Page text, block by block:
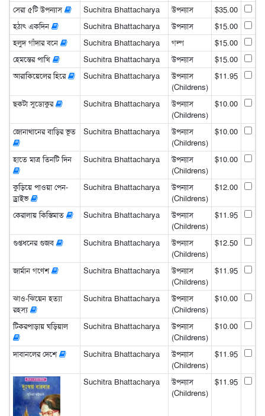
সেরা ৫টি উপন্যাস Suchitra Bhattacharya উপন্যাস
$35.00
হঠাৎ একদিন
Suchitra Bhattacharya উপন্যাস
$15.00
হলুদ গাঁদার বনে
Suchitra Bhattacharya গল্প
$15.00
হেমন্তের পাখি
Suchitra Bhattacharya উপন্যাস
$15.00
আরাকিয়েলের হিরে
Suchitra Bhattacharya
উপন্যাস
(Childrens)
$11.95
ছকটা সুডোকুর Suchitra Bhattacharya
উপন্যাস
(Childrens)
$10.00
জোনাথানের বাড়ির ভূত Suchitra Bhattacharya
উপন্যাস
(Childrens)
$10.00
হাতে মাত্র তিনটি দিন Suchitra Bhattacharya
উপন্যাস
(Childrens)
$10.00
কুড়িয়ে পাওয়া পেন-
ড্রাইভ
Suchitra Bhattacharya
উপন্যাস
(Childrens)
$12.00
কেরালায় কিস্তিমাত Suchitra Bhattacharya
উপন্যাস
(Childrens)
$11.95
গুপ্তধনের গুজব Suchitra Bhattacharya
উপন্যাস
(Childrens)
$12.50
জার্মান গণেশ Suchitra Bhattacharya
উপন্যাস
(Childrens)
$11.95
ঝাও-ঝিয়েন হত্যা
রহস্য
Suchitra Bhattacharya
উপন্যাস
(Childrens)
$10.00
টিকরপাড়ায় ঘড়িয়াল Suchitra Bhattacharya
উপন্যাস
(Childrens)
$10.00
দাবানলের দেশে Suchitra Bhattacharya
উপন্যাস
(Childrens)
$11.95
Suchitra Bhattacharya
উপন্যাস
(Childrens)
$11.95